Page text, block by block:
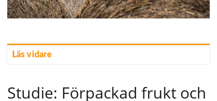
Läs vidare
Studie: Förpackad frukt och